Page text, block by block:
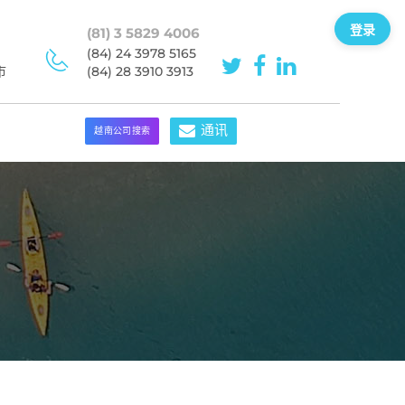
(81) 3 5829 4006
(84) 24 3978 5165
(84) 28 3910 3913
越南公司搜索 通讯
登录